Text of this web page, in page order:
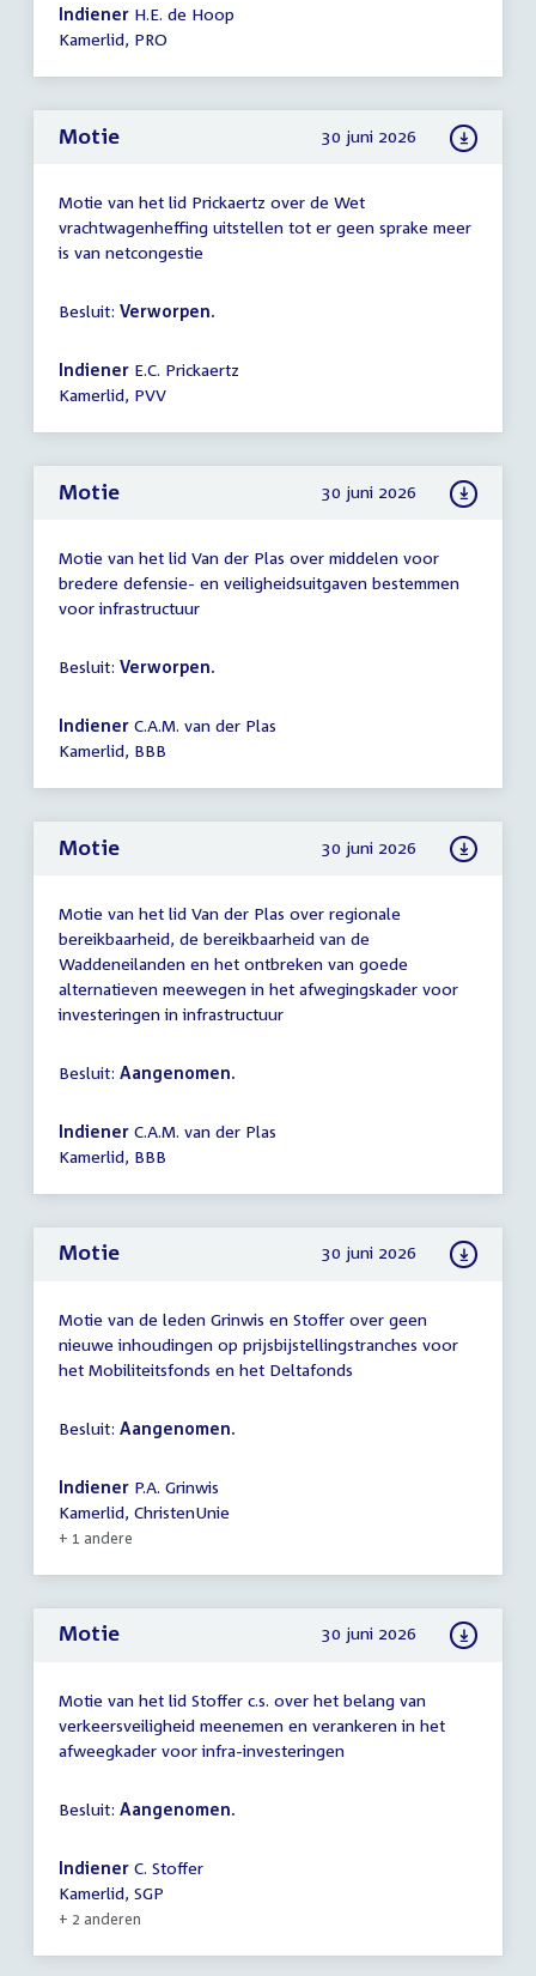
Indiener H.E. de Hoop
Kamerlid, PRO
Motie 30 juni 2026
Motie van het lid Prickaertz over de Wet
vrachtwagenheffing uitstellen tot er geen sprake meer
is van netcongestie
Besluit: Verworpen.
Indiener E.C. Prickaertz
Kamerlid, PVV
Motie 30 juni 2026
Motie van het lid Van der Plas over middelen voor
bredere defensie- en veiligheidsuitgaven bestemmen
voor infrastructuur
Besluit: Verworpen.
Indiener C.A.M. van der Plas
Kamerlid, BBB
Motie 30 juni 2026
Motie van het lid Van der Plas over regionale
bereikbaarheid, de bereikbaarheid van de
Waddeneilanden en het ontbreken van goede
alternatieven meewegen in het afwegingskader voor
investeringen in infrastructuur
Besluit: Aangenomen.
Indiener C.A.M. van der Plas
Kamerlid, BBB
Motie 30 juni 2026
Motie van de leden Grinwis en Stoffer over geen
nieuwe inhoudingen op prijsbijstellingstranches voor
het Mobiliteitsfonds en het Deltafonds
Besluit: Aangenomen.
Indiener P.A. Grinwis
Kamerlid, ChristenUnie
+ 1 andere
Motie 30 juni 2026
Motie van het lid Stoffer c.s. over het belang van
verkeersveiligheid meenemen en verankeren in het
afweegkader voor infra-investeringen
Besluit: Aangenomen.
Indiener C. Stoffer
Kamerlid, SGP
+ 2 anderen